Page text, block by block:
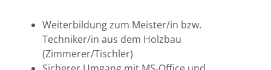
Weiterbildung zum Meister/in bzw.
Techniker/in aus dem Holzbau
(Zimmerer/Tischler)